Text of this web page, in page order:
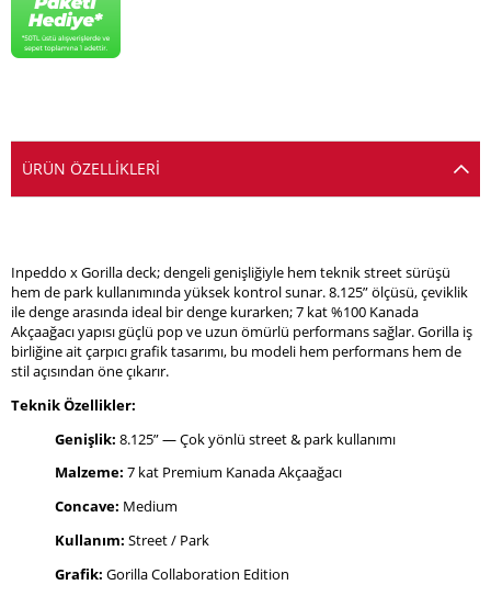
ÜRÜN ÖZELLIKLERI
Inpeddo x Gorilla deck; dengeli genişliğiyle hem teknik street sürüşü
hem de park kullanımında yüksek kontrol sunar. 8.125” ölçüsü, çeviklik
ile denge arasında ideal bir denge kurarken; 7 kat %100 Kanada
Akçaağacı yapısı güçlü pop ve uzun ömürlü performans sağlar. Gorilla iş
birliğine ait çarpıcı grafik tasarımı, bu modeli hem performans hem de
stil açısından öne çıkarır.
Teknik Özellikler:
Genişlik: 8.125” — Çok yönlü street & park kullanımı
Malzeme: 7 kat Premium Kanada Akçaağacı
Concave: Medium
Kullanım: Street / Park
Grafik: Gorilla Collaboration Edition